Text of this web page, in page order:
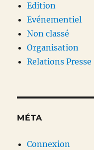
Edition
Evénementiel
Non classé
Organisation
Relations Presse
MÉTA
Connexion